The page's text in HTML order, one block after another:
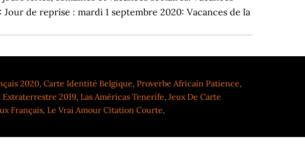
2020, Carte Identité Belgique, Proverbe Africain Patience,
2019, Las Américas Tenerife, Jeux De Carte
Français, Le Vrai Amour Citation Courte,